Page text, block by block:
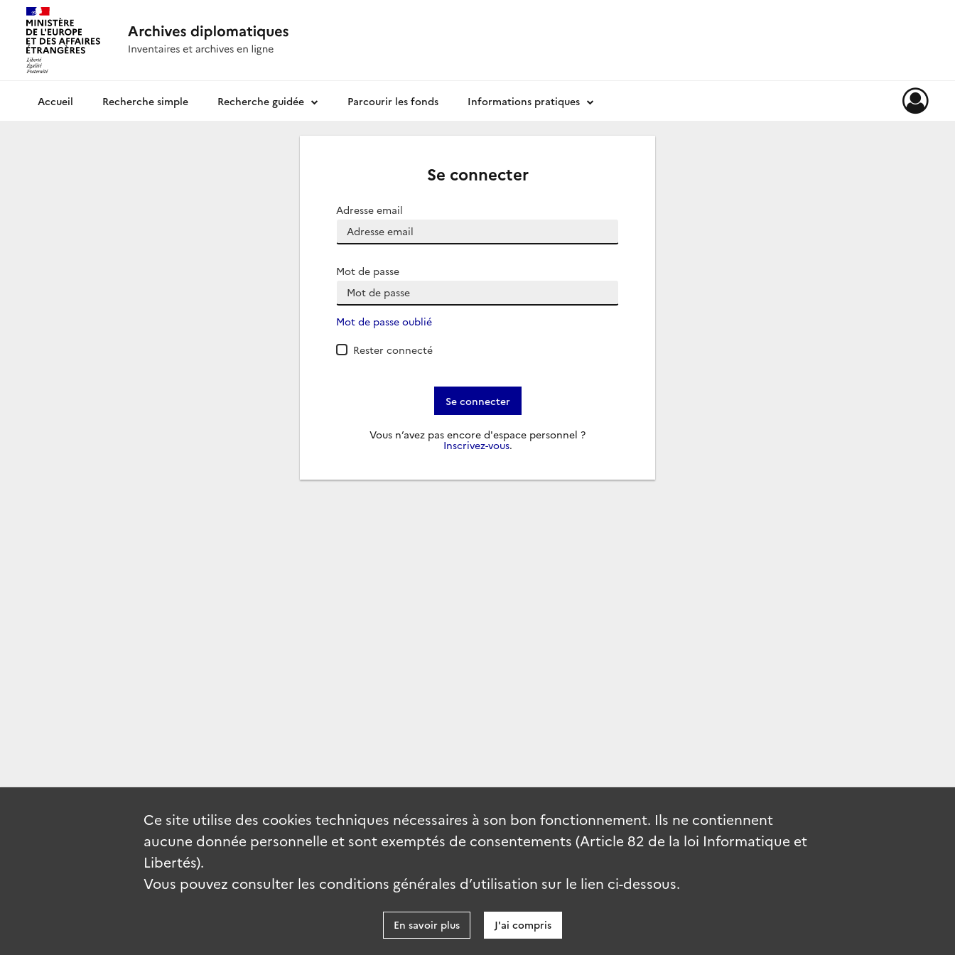
Archives diplomatiquesRecherche simple Recherche guidée Parcourir les fonds Informations pratiques
Se connecter
Adresse email
Mot de passe
Mot de passe oublié
Rester connecté
Se connecter
Vous n’avez pas encore d'espace personnel ?
Inscrivez-vous.
Ce site utilise des cookies techniques nécessaires à son bon fonctionnement. Ils ne contiennent
aucune donnée personnelle et sont exemptés de consentements (Article 82 de la loi Informatique et
Libertés).
Vous pouvez consulter les conditions générales d’utilisation sur le lien ci-dessous.
En savoir plus J'ai compris